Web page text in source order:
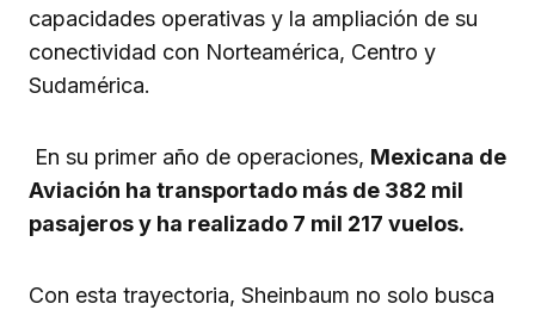
capacidades operativas y la ampliación de su
conectividad con Norteamérica, Centro y
Sudamérica.
En su primer año de operaciones, Mexicana de
Aviación ha transportado más de 382 mil
pasajeros y ha realizado 7 mil 217 vuelos.
Con esta trayectoria, Sheinbaum no solo busca